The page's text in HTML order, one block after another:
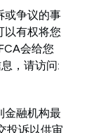
或争议的事
以有权将您
会给您
，请访问:
金融机构最
投诉以供审